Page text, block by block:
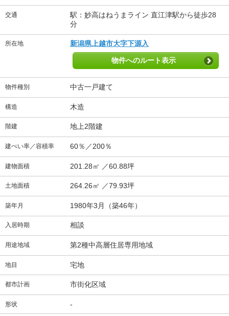
交通
駅：妙高はねうまライン 直江津駅から徒歩28
分
所在地 新潟県上越市大字下源入
物件へのルート表示
物件種別 中古一戸建て
構造 木造
階建 地上2階建
建ぺい率／容積率 60％／200％
建物面積 201.28㎡ ／60.88坪
土地面積 264.26㎡ ／79.93坪
築年月 1980年3月（築46年）
入居時期 相談
用途地域 第2種中高層住居専用地域
地目 宅地
都市計画 市街化区域
形状 -